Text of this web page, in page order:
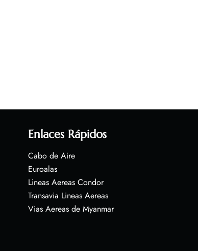
Enlaces Rápidos
Cabo de Aire
Euroalas
Lineas Aereas Condor
Transavia Lineas Aereas
Vias Aereas de Myanmar